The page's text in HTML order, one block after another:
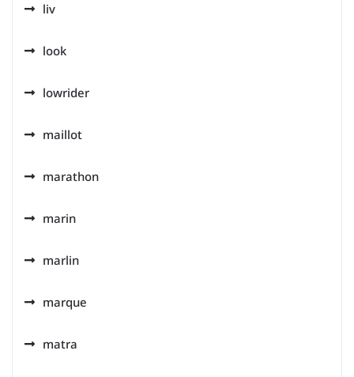
liv
look
lowrider
maillot
marathon
marin
marlin
marque
matra